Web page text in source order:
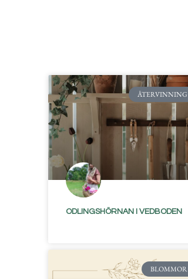
ÅTERVINNING
ODLINGSHÖRNAN I VEDBODEN
BLOMMOR